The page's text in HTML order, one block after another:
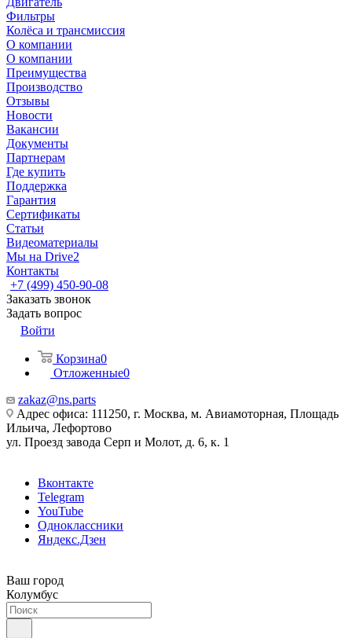
Фильтры
Колёса и трансмиссия
О компании
О компании
Преимущества
Производство
Отзывы
Новости
Вакансии
Документы
Партнерам
Где купить
Поддержка
Гарантия
Сертификаты
Статьи
Видеоматериалы
Мы на Drive2
Контакты
+7 (499) 450-90-08
Заказать звонок
Задать вопрос
Войти
Корзина0
Отложенные0
zakaz@ns.parts
Адрес офиса: 111250, г. Москва, м. Авиамоторная, Площадь
Ильича, Лефортово
ул. Проезд завода Серп и Молот, д. 6, к. 1
Вконтакте
Telegram
YouTube
Одноклассники
Яндекс.Дзен
Ваш город
Колумбус